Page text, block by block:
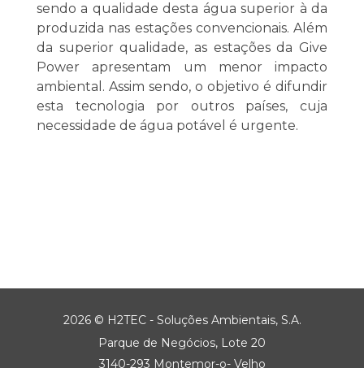
sendo a qualidade desta água superior à da
produzida nas estações convencionais. Além
da superior qualidade, as estações da Give
Power apresentam um menor impacto
ambiental. Assim sendo, o objetivo é difundir
esta tecnologia por outros países, cuja
necessidade de água potável é urgente.
2026 © H2TEC - Soluções Ambientais, S.A.
Parque de Negócios, Lote 20
3140-293 Montemor-o- Velho